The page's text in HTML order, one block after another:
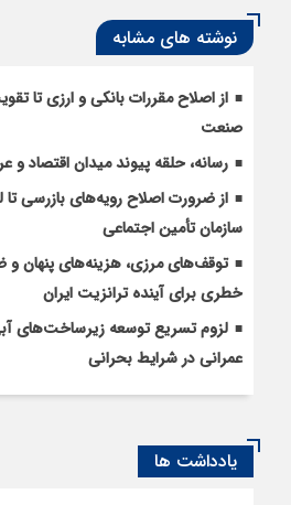
نوشته های مشابه
از اصلاح مقررات بانکی و ارزی تا
صنعت
رسانه، حلقه پیوند میدان اقتصاد
از ضرورت اصلاح رویه‌های بازرسی
سازمان تأمین اجتماعی
توقف‌های مرزی، هزینه‌های پنهان
خطری برای آینده ترانزیت ایران
لزوم تسریع توسعه زیرساخت‌های
عمرانی در شرایط بحرانی
یادداشت ها